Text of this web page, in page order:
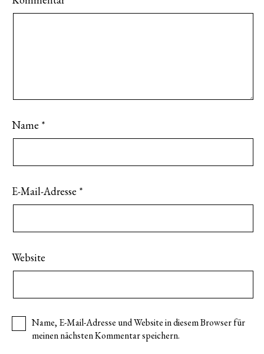
Name *
E-Mail-Adresse *
Website
Name, E-Mail-Adresse und Website in diesem Browser für
meinen nächsten Kommentar speichern.